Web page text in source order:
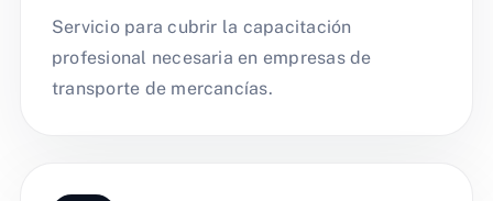
Servicio para cubrir la capacitación
profesional necesaria en empresas de
transporte de mercancías.